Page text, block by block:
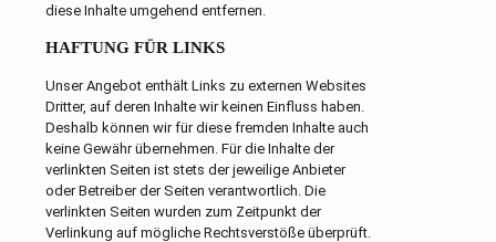
diese Inhalte umgehend entfernen.
HAFTUNG FÜR LINKS
Unser Angebot enthält Links zu externen Websites
Dritter, auf deren Inhalte wir keinen Einfluss haben.
Deshalb können wir für diese fremden Inhalte auch
keine Gewähr übernehmen. Für die Inhalte der
verlinkten Seiten ist stets der jeweilige Anbieter
oder Betreiber der Seiten verantwortlich. Die
verlinkten Seiten wurden zum Zeitpunkt der
Verlinkung auf mögliche Rechtsverstöße überprüft.